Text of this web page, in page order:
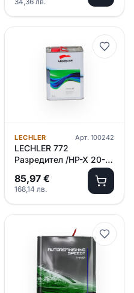
LECHLER Арт. 100242
LECHLER 772
Разредител /HP-X 20-
85,97 €
168,14 лв.